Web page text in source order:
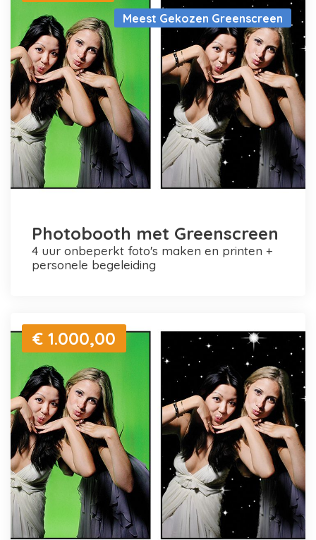
Meest Gekozen Greenscreen
Photobooth met Greenscreen
4 uur onbeperkt foto's maken en printen +
personele begeleiding
€ 1.000,00